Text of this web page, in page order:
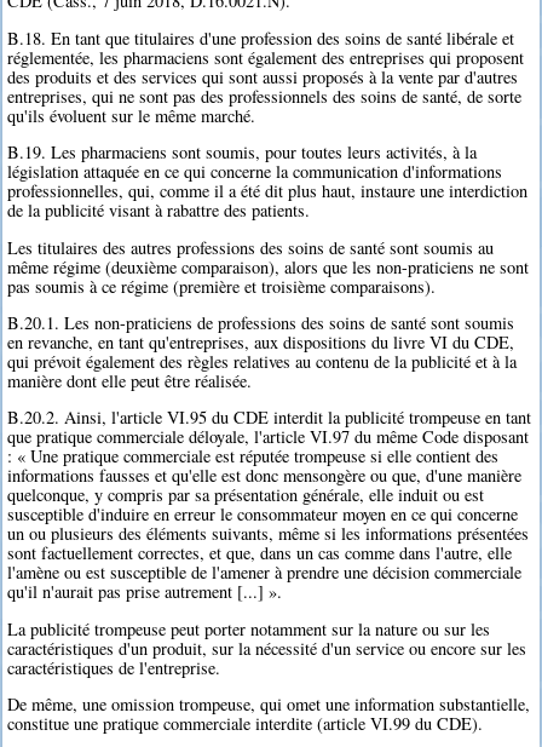
B.18. En tant que titulaires d'une profession des soins de santé libérale et
réglementée, les pharmaciens sont également des entreprises qui proposent
des produits et des services qui sont aussi proposés à la vente par d'autres
entreprises, qui ne sont pas des professionnels des soins de santé, de sorte
qu'ils évoluent sur le même marché.
B.19. Les pharmaciens sont soumis, pour toutes leurs activités, à la
législation attaquée en ce qui concerne la communication d'informations
professionnelles, qui, comme il a été dit plus haut, instaure une interdiction
de la publicité visant à rabattre des patients.
Les titulaires des autres professions des soins de santé sont soumis au
même régime (deuxième comparaison), alors que les non-praticiens ne sont
pas soumis à ce régime (première et troisième comparaisons).
B.20.1. Les non-praticiens de professions des soins de santé sont soumis
en revanche, en tant qu'entreprises, aux dispositions du livre VI du CDE,
qui prévoit également des règles relatives au contenu de la publicité et à la
manière dont elle peut être réalisée.
B.20.2. Ainsi, l'article VI.95 du CDE interdit la publicité trompeuse en tant
que pratique commerciale déloyale, l'article VI.97 du même Code disposant
: « Une pratique commerciale est réputée trompeuse si elle contient des
informations fausses et qu'elle est donc mensongère ou que, d'une manière
quelconque, y compris par sa présentation générale, elle induit ou est
susceptible d'induire en erreur le consommateur moyen en ce qui concerne
un ou plusieurs des éléments suivants, même si les informations présentées
sont factuellement correctes, et que, dans un cas comme dans l'autre, elle
l'amène ou est susceptible de l'amener à prendre une décision commerciale
qu'il n'aurait pas prise autrement [...] ».
La publicité trompeuse peut porter notamment sur la nature ou sur les
caractéristiques d'un produit, sur la nécessité d'un service ou encore sur les
caractéristiques de l'entreprise.
De même, une omission trompeuse, qui omet une information substantielle,
constitue une pratique commerciale interdite (article VI.99 du CDE).